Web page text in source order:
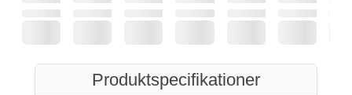
Produktspecifikationer